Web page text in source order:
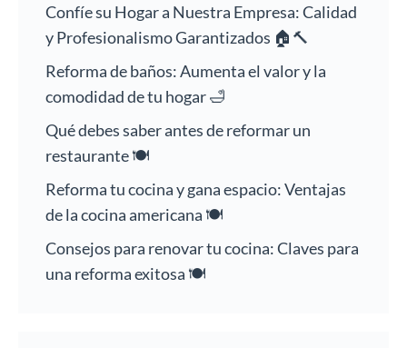
Confíe su Hogar a Nuestra Empresa: Calidad
y Profesionalismo Garantizados 🏠🔨
Reforma de baños: Aumenta el valor y la
comodidad de tu hogar 🛁
Qué debes saber antes de reformar un
restaurante 🍽️
Reforma tu cocina y gana espacio: Ventajas
de la cocina americana 🍽️
Consejos para renovar tu cocina: Claves para
una reforma exitosa 🍽️